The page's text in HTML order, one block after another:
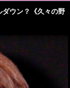
ダウン？《久々の野